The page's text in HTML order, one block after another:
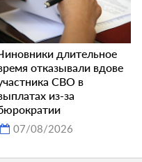
длительное
отказывали вдове
СВО в
из-за
07/08/2026